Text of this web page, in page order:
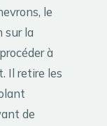
le
sur la
à
Il retire les
de